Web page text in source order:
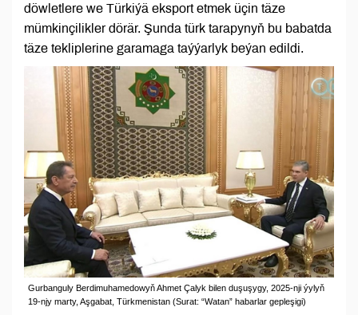
döwletlere we Türkiýä eksport etmek üçin täze
mümkinçilikler dörär. Şunda türk tarapynyň bu babatda
täze tekliplerine garamaga taýýarlyk beýan edildi.
Gurbanguly Berdimuhamedowyň Ahmet Çalyk bilen duşuşygy, 2025-nji ýylyň
19-njy marty, Aşgabat, Türkmenistan (Surat: “Watan” habarlar gepleşigi)